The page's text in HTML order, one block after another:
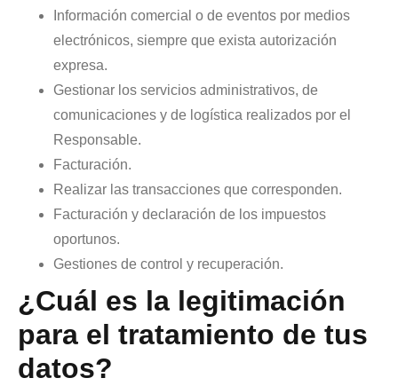
Información comercial o de eventos por medios
electrónicos, siempre que exista autorización
expresa.
Gestionar los servicios administrativos, de
comunicaciones y de logística realizados por el
Responsable.
Facturación.
Realizar las transacciones que corresponden.
Facturación y declaración de los impuestos
oportunos.
Gestiones de control y recuperación.
¿Cuál es la legitimación
para el tratamiento de tus
datos?